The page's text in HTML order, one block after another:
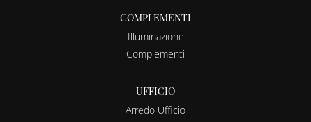
COMPLEMENTI
Illuminazione
Complementi
UFFICIO
Arredo Ufficio